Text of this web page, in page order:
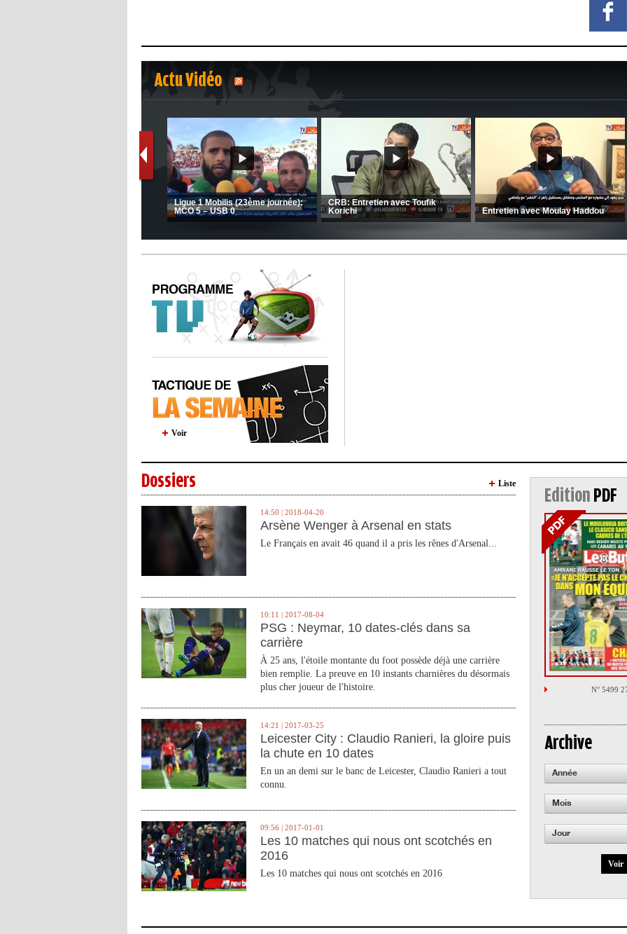
Actu Vidéo
1 2
Entretien avec Moulay Haddou
CRB: Entretien avec Toufik
Korichi
Ligue 1 Mobilis (23ème journée):
MCO 5 – USB 0
Voir
Dossiers Liste
14:50 | 2018-04-20
Arsène Wenger à Arsenal en stats
Le Français en avait 46 quand il a pris les rênes d'Arsenal...
10:11 | 2017-08-04
PSG : Neymar, 10 dates-clés dans sa
carrière
À 25 ans, l'étoile montante du foot possède déjà une carrière
bien remplie. La preuve en 10 instants charnières du désormais
plus cher joueur de l'histoire.
14:21 | 2017-03-25
Leicester City : Claudio Ranieri, la gloire puis
la chute en 10 dates
En un an demi sur le banc de Leicester, Claudio Ranieri a tout
connu.
09:56 | 2017-01-01
Les 10 matches qui nous ont scotchés en
2016
Les 10 matches qui nous ont scotchés en 2016
Edition PDF
N° 5499
Archive
Année
Mois
Jour
Voir